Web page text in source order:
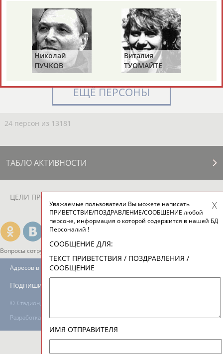
Камалудин
АБДУЛДАУДОВ
Абдула
АБДУЛЖАЛИЛОВ
Магомед
АБДУЛКАГИРОВ
Назир
24 персон из 13181
ЕЩЁ ПЕРСОНЫ
ТАБЛО АКТИВНОСТИ
ЦЕЛИ ПРОЕКТА
Вопросы сотрудничества и совместной деятельности
© Стадион, 1998-2026
Разработка и поддержка ООО НАИТ «Стадион»
Адресов в новостной рассылке: 996
Подпишись
Николай
ПУЧКОВ
Виталия
ТУОМАЙТЕ
Уважаемые пользователи Вы можете написать
ПРИВЕТСТВИЕ/ПОЗДРАВЛЕНИЕ/СООБЩЕНИЕ любой
персоне, информация о которой содержится в нашей БД
Персоналий !
СООБЩЕНИЕ ДЛЯ:
ТЕКСТ ПРИВЕТСТВИЯ / ПОЗДРАВЛЕНИЯ /
СООБЩЕНИЕ
ИМЯ ОТПРАВИТЕЛЯ